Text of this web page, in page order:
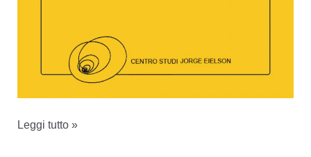
Contro
Leggi tutto »